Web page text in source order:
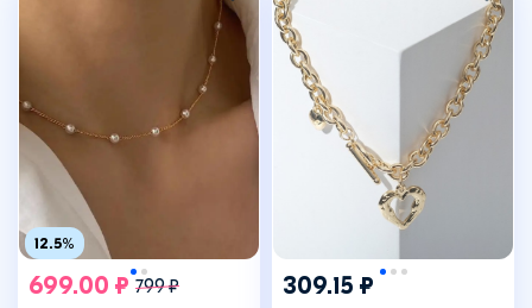
12.5%
699.00 ₽ 799 ₽ 309.15 ₽